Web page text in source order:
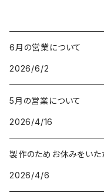
6月の営業について
2026/6/2
5月の営業について
2026/4/16
製作のためお休みをいた
2026/4/6